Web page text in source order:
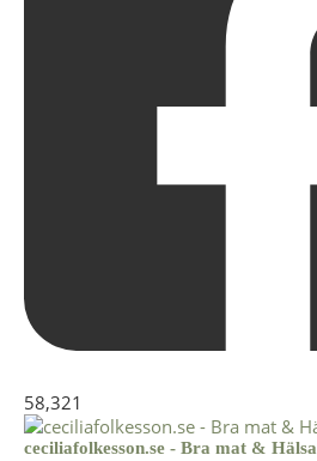
58,321
ceciliafolkesson.se - Bra mat & Hälsa